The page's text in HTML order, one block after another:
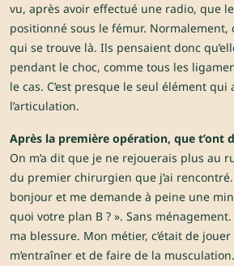
vu, après avoir effectué une radio, que
positionné sous le fémur. Normalement,
qui se trouve là. Ils pensaient donc
pendant le choc, comme tous les
le cas. C’est presque le seul élément qui
l’articulation.
Après la première opération, que t’ont
On m’a dit que je ne rejouerais plus au
du premier chirurgien que j’ai
bonjour et me demande à peine une
quoi votre plan B ? ». Sans ménagement.
ma blessure. Mon métier, c’était de
m’entraîner et de faire de la